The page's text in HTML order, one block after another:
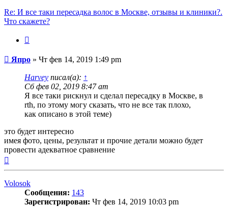
Re: И все таки пересадка волос в Москве, отзывы и клиники?.
Что скажете?
Сообщение
Япро » Чт фев 14, 2019 1:49 pm
Harvey писал(а): ↑
Сб фев 02, 2019 8:47 am
Я все таки рискнул и сделал пересадку в Москве, в
rth, по этому могу сказать, что не все так плохо,
как описано в этой теме)
это будет интересно
имея фото, цены, результат и прочие детали можно будет
провести адекватное сравнение
Volosok
Сообщения: 143
Зарегистрирован: Чт фев 14, 2019 10:03 pm